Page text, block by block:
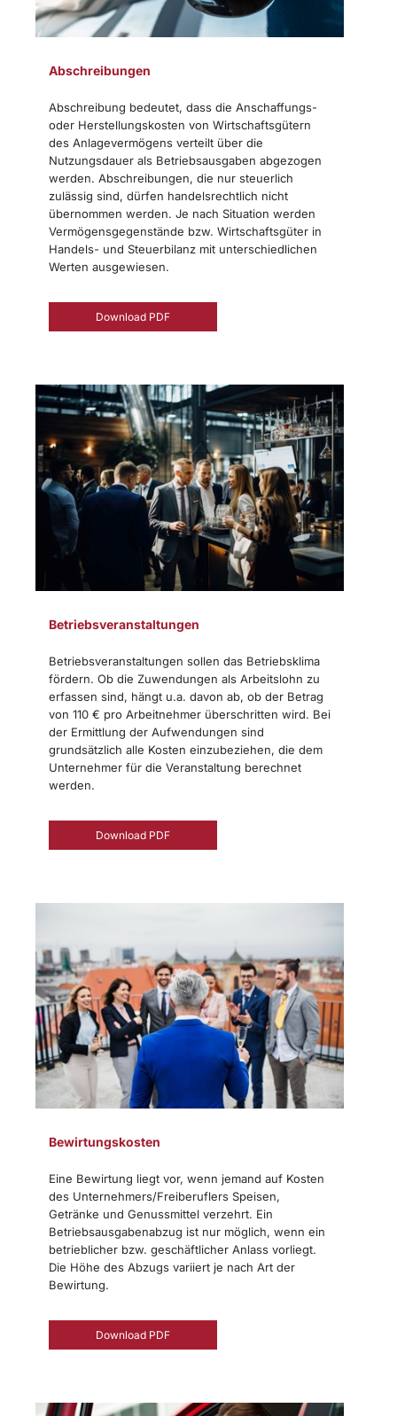
Abschreibungen
Abschreibung bedeutet, dass die Anschaffungs-
oder Herstellungskosten von Wirtschaftsgütern
des Anlagevermögens verteilt über die
Nutzungsdauer als Betriebsausgaben abgezogen
werden. Abschreibungen, die nur steuerlich
zulässig sind, dürfen handelsrechtlich nicht
übernommen werden. Je nach Situation werden
Vermögensgegenstände bzw. Wirtschaftsgüter in
Handels- und Steuerbilanz mit unterschiedlichen
Werten ausgewiesen.​
Download PDF
Betriebsveranstaltungen
Betriebsveranstaltungen sollen das Betriebsklima
fördern. Ob die Zuwendungen als Arbeitslohn zu
erfassen sind, hängt u.a. davon ab, ob der Betrag
von 110 € pro Arbeitnehmer überschritten wird. Bei
der Ermittlung der Aufwendungen sind
grundsätzlich alle Kosten einzubeziehen, die dem
Unternehmer für die Veranstaltung berechnet
werden.
Download PDF
Bewirtungskosten
Eine Bewirtung liegt vor, wenn jemand auf Kosten
des Unternehmers/Freiberuflers Speisen,
Getränke und Genussmittel verzehrt. Ein
Betriebsausgabenabzug ist nur möglich, wenn ein
betrieblicher bzw. geschäftlicher Anlass vorliegt.
Die Höhe des Abzugs variiert je nach Art der
Bewirtung.
Download PDF